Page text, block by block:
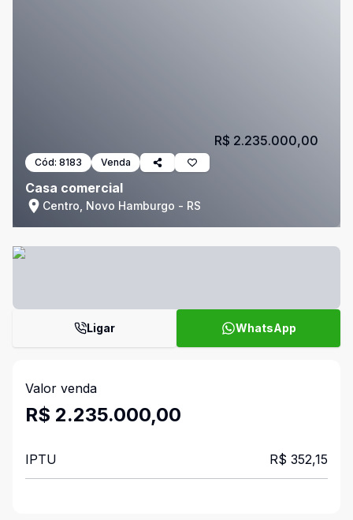
Cód: 8183 Venda
Casa comercial
Centro, Novo Hamburgo - RS
R$ 2.235.000,00
Ligar WhatsApp
Valor venda
R$ 2.235.000,00
IPTU R$ 352,15